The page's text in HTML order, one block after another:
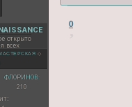
открыто
всех
◇
ФЛОРИНОВ:
210
0